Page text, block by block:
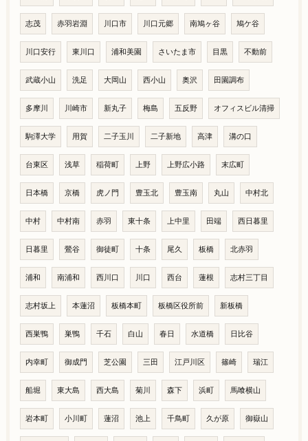
志茂 赤羽岩淵 川口市 川口元郷 南鳩ヶ谷 鳩ケ谷
川口安行 東川口 浦和美園 さいたま市 目黒 不動前
武蔵小山 洗足 大岡山 西小山 奥沢 田園調布
多摩川 川崎市 新丸子 梅島 五反野 オフィスビル清掃
駒澤大学 用賀 二子玉川 二子新地 高津 溝の口
台東区 浅草 稲荷町 上野 上野広小路 末広町
日本橋 京橋 虎ノ門 豊玉北 豊玉南 丸山 中村北
中村 中村南 赤羽 東十条 上中里 田端 西日暮里
日暮里 鶯谷 御徒町 十条 尾久 板橋 北赤羽
浦和 南浦和 西川口 川口 西台 蓮根 志村三丁目
志村坂上 本蓮沼 板橋本町 板橋区役所前 新板橋
西巣鴨 巣鴨 千石 白山 春日 水道橋 日比谷
内幸町 御成門 芝公園 三田 江戸川区 篠崎 瑞江
船堀 東大島 西大島 菊川 森下 浜町 馬喰横山
岩本町 小川町 蓮沼 池上 千鳥町 久が原 御嶽山